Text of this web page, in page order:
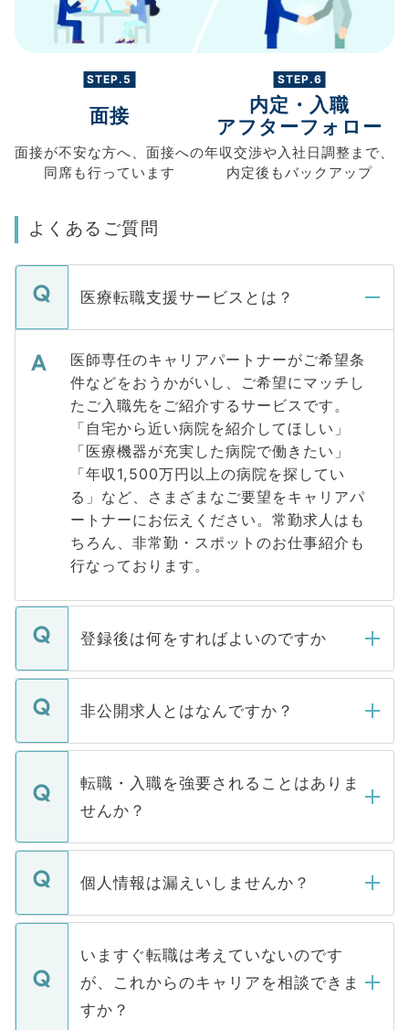
STEP.5
面接
面接が不安な方へ、 面接への
同席も行っています
STEP.6
内定・入職
アフターフォロー
年収交渉や入社日調整まで、
内定後もバックアップ
よくあるご質問
医療転職支援サービスとは？
医師専任のキャリアパートナーがご希望条
件などをおうかがいし、ご希望にマッチし
たご入職先をご紹介するサービスです。
「自宅から近い病院を紹介してほしい」
「医療機器が充実した病院で働きたい」
「年収1,500万円以上の病院を探してい
る」など、さまざまなご要望をキャリアパ
ートナーにお伝えください。常勤求人はも
ちろん、非常勤・スポットのお仕事紹介も
行なっております。
登録後は何をすればよいのですか
ご登録いただきましたら、弊社担当者がご
登録内容を確認し、その後メールもしくは
ます。通常、5営業日以内にはご連絡をせて
いただきますので、しばらくお待ちくださ
非公開求人とはなんですか？
マイナビDOCTORで取り扱っている求人の
うち約3割は、Webサイトからご覧いただ
けない「非公開求人」です。非公開求人は
下記の理由によって、一般には公開してい
ません。
■応募殺到を避けるため 人気のある医療機
関を公にしてしまうと、応募が殺到する場
に、医療機関が求める条件に合った人材の
みを人材紹介会社に依頼するケースが増え
ています。
転職・入職を強要されることはありま
せんか？
転職・入職を強要することは一切ありませ
ん。また、仮に応募先から内定をいただい
定を承諾する必要はありません。内定先へ
の辞退の連絡はキャリアパートナーが行い
個人情報は漏えいしませんか？
個人情報が漏えいすることはありませんの
で、ご安心ください。当サイトからの登録
などで収集したご登録者様の個人情報は、
ご本人のキャリアアップおよび転職活動の
支援を目的に使用いたします。お預かりし
いますぐ転職は考えていないのです
が、これからのキャリアを相談できま
すか？